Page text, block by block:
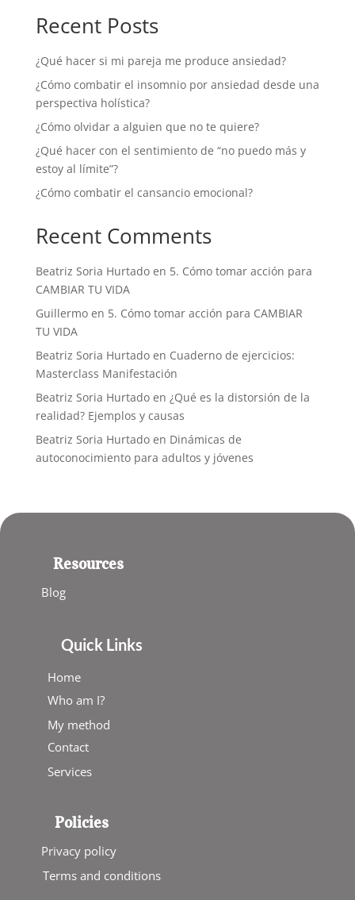
Recent Posts
¿Qué hacer si mi pareja me produce ansiedad?
¿Cómo combatir el insomnio por ansiedad desde una
perspectiva holística?
¿Cómo olvidar a alguien que no te quiere?
¿Qué hacer con el sentimiento de “no puedo más y
estoy al límite”?
¿Cómo combatir el cansancio emocional?
Recent Comments
Beatriz Soria Hurtadoen 5. Cómo tomar acción para
CAMBIAR TU VIDA
Guillermoen 5. Cómo tomar acción para CAMBIAR
TU VIDA
Beatriz Soria Hurtadoen Cuaderno de ejercicios:
Masterclass Manifestación
Beatriz Soria Hurtadoen ¿Qué es la distorsión de la
realidad? Ejemplos y causas
Beatriz Soria Hurtadoen Dinámicas de
autoconocimiento para adultos y jóvenes
Resources
Blog
Quick Links
Home
Who am I?
My method
Contact
Services
Policies
Privacy policy
Terms and conditions